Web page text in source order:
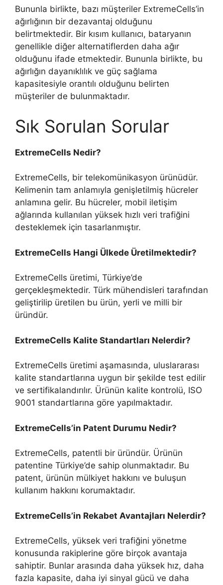
Bununla birlikte, bazı müşteriler ExtremeCells’in
ağırlığının bir dezavantaj olduğunu
belirtmektedir. Bir kısım kullanıcı, bataryanın
genellikle diğer alternatiflerden daha ağır
olduğunu ifade etmektedir. Bununla birlikte, bu
ağırlığın dayanıklılık ve güç sağlama
kapasitesiyle orantılı olduğunu belirten
müşteriler de bulunmaktadır.
Sık Sorulan Sorular
ExtremeCells Nedir?
ExtremeCells, bir telekomünikasyon ürünüdür.
Kelimenin tam anlamıyla genişletilmiş hücreler
anlamına gelir. Bu hücreler, mobil iletişim
ağlarında kullanılan yüksek hızlı veri trafiğini
desteklemek için tasarlanmıştır.
ExtremeCells Hangi Ülkede Üretilmektedir?
ExtremeCells üretimi, Türkiye’de
gerçekleşmektedir. Türk mühendisleri tarafından
geliştirilip üretilen bu ürün, yerli ve milli bir
üründür.
ExtremeCells Kalite Standartları Nelerdir?
ExtremeCells üretimi aşamasında, uluslararası
kalite standartlarına uygun bir şekilde test edilir
ve sertifikalandırılır. Ürünün kalite kontrolü, ISO
9001 standartlarına göre yapılmaktadır.
ExtremeCells’in Patent Durumu Nedir?
ExtremeCells, patentli bir üründür. Ürünün
patentine Türkiye’de sahip olunmaktadır. Bu
patent, ürünün mülkiyet hakkını ve buluşun
kullanım hakkını korumaktadır.
ExtremeCells’in Rekabet Avantajları Nelerdir?
ExtremeCells, yüksek veri trafiğini yönetme
konusunda rakiplerine göre birçok avantaja
sahiptir. Bunlar arasında daha yüksek hız, daha
fazla kapasite, daha iyi sinyal gücü ve daha